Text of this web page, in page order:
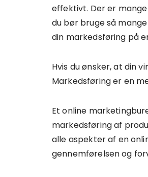
effektivt. Der er
du bør bruge så
din markedsføring på
Hvis du ønsker, at din
Markedsføring er en
Et online
markedsføring af
alle aspekter af en
gennemførelsen og